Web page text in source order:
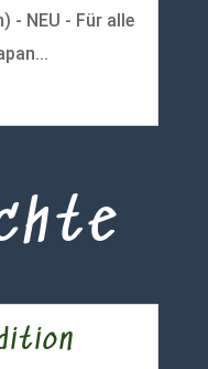
- NEU - Für alle